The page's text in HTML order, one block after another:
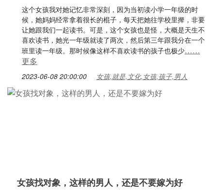
这个女孩我对她记忆非常深刻，因为当初读小学一年级的时
候，她妈妈经常拿着很长的棍子，每天把她往学校里撵，非要
让她跟我们一起读书。可是，这个女孩也是怪，大概是天生不
喜欢读书，她光一年级就读了两次，然后第三年跟我分在一个
班里读一年级。那时候像这样不喜欢读书的孩子也极少……
更多
2023-06-08 20:00:00 女孩,就是,文化,女孩,孩子,男人
女孩找对象，这样的男人，还是不要嫁为好